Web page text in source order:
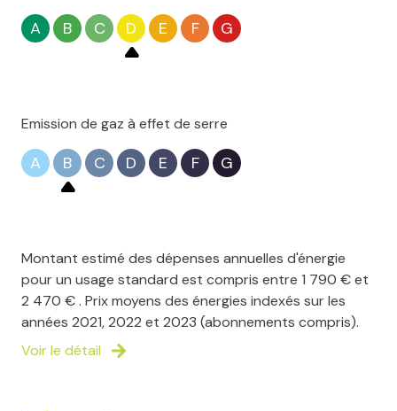
A B C D E F G
Emission de gaz à effet de serre
A B C D E F G
Montant estimé des dépenses annuelles d'énergie
pour un usage standard est compris entre 1 790 € et
2 470 € . Prix moyens des énergies indexés sur les
années 2021, 2022 et 2023 (abonnements compris).
Voir le détail